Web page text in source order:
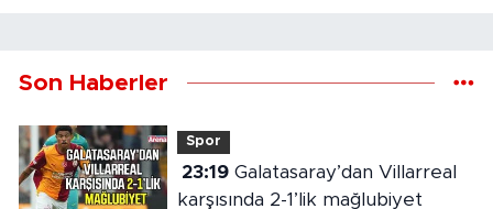
Son Haberler
Spor
23:19Galatasaray’dan Villarreal
karşısında 2-1’lik mağlubiyet